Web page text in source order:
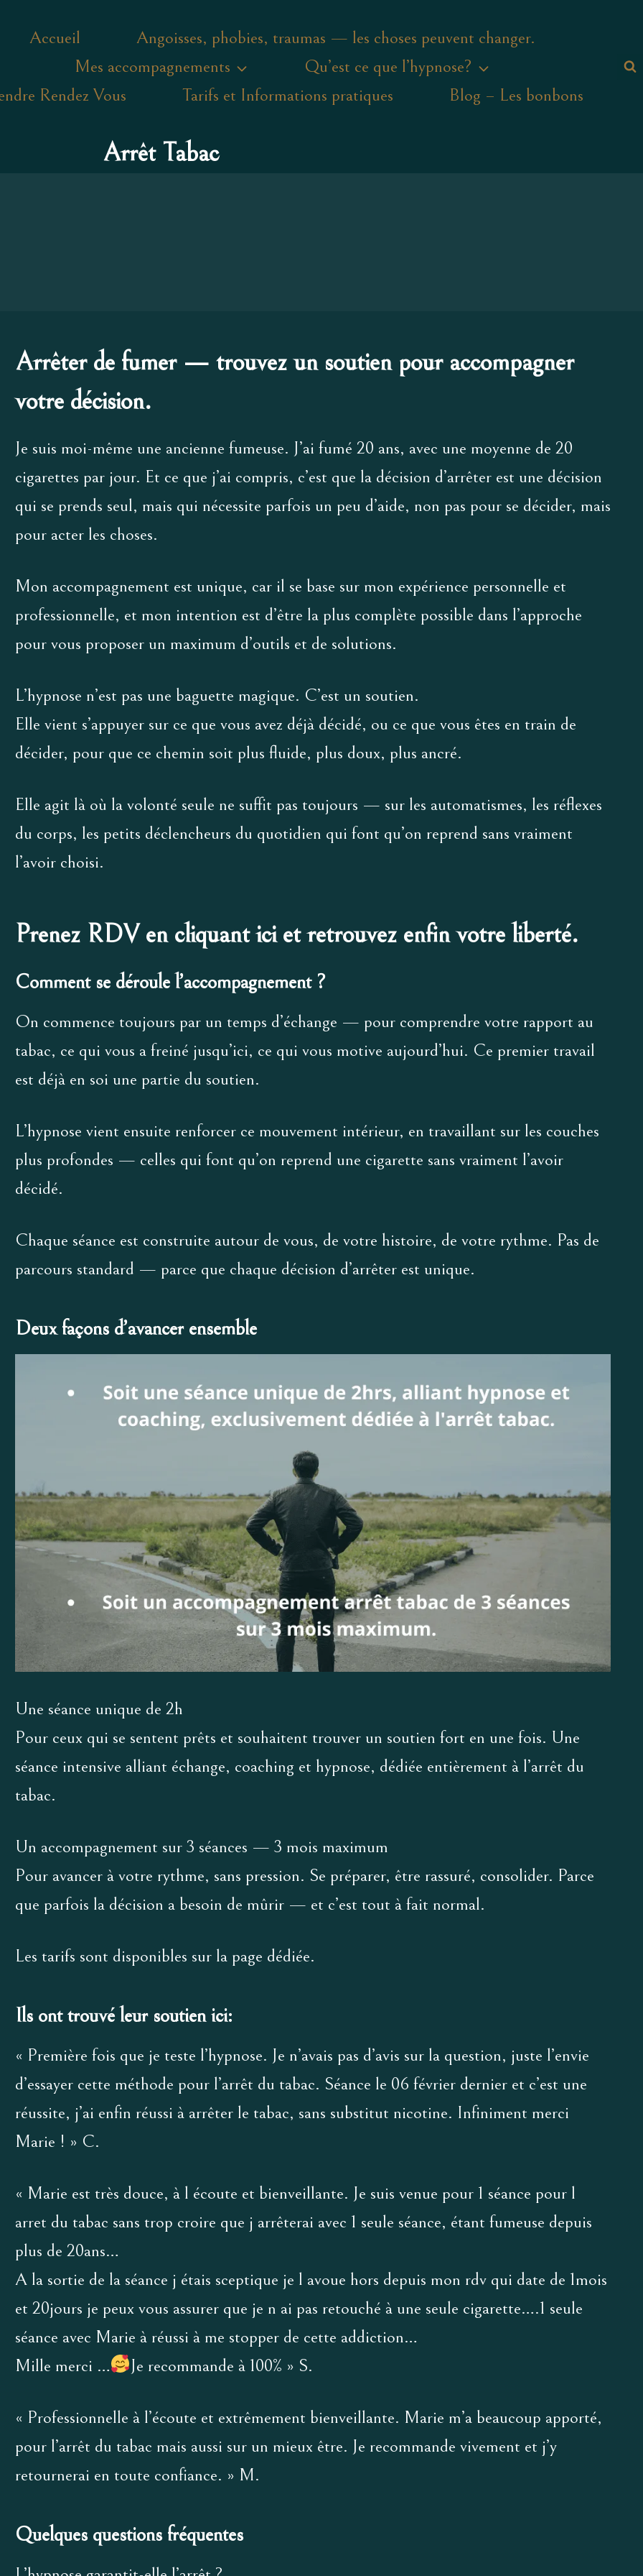
Accueil
Angoisses, phobies, traumas — les choses peuvent changer.
Mes accompagnements
Qu’est ce que l’hypnose?
Rendez Vous
Tarifs et Informations pratiques Blog – Les bonbons
Arrêt Tabac
Arrêter de fumer — trouvez un soutien pour accompagner
votre décision.
Je suis moi-même une ancienne fumeuse. J’ai fumé 20 ans, avec une moyenne de 20
cigarettes par jour. Et ce que j’ai compris, c’est que la décision d’arrêter est une décision
qui se prends seul, mais qui nécessite parfois un peu d’aide, non pas pour se décider, mais
pour acter les choses.
Mon accompagnement est unique, car il se base sur mon expérience personnelle et
professionnelle, et mon intention est d’être la plus complète possible dans l’approche
pour vous proposer un maximum d’outils et de solutions.
L’hypnose n’est pas une baguette magique. C’est un soutien.
Elle vient s’appuyer sur ce que vous avez déjà décidé, ou ce que vous êtes en train de
décider, pour que ce chemin soit plus fluide, plus doux, plus ancré.
Elle agit là où la volonté seule ne suffit pas toujours — sur les automatismes, les réflexes
du corps, les petits déclencheurs du quotidien qui font qu’on reprend sans vraiment
l’avoir choisi.
Prenez RDV en cliquanticiet retrouvez enfin votre liberté.
Comment se déroule l’accompagnement ?
On commence toujours par un temps d’échange — pour comprendre votre rapport au
tabac, ce qui vous a freiné jusqu’ici, ce qui vous motive aujourd’hui. Ce premier travail
est déjà en soi une partie du soutien.
L’hypnose vient ensuite renforcer ce mouvement intérieur, en travaillant sur les couches
plus profondes — celles qui font qu’on reprend une cigarette sans vraiment l’avoir
décidé.
Chaque séance est construite autour de vous, de votre histoire, de votre rythme. Pas de
parcours standard — parce que chaque décision d’arrêter est unique.
Deux façons d’avancer ensemble
Une séance unique de 2h
Pour ceux qui se sentent prêts et souhaitent trouver un soutien fort en une fois. Une
séance intensive alliant échange, coaching et hypnose, dédiée entièrement à l’arrêt du
tabac.
Un accompagnement sur 3 séances — 3 mois maximum
Pour avancer à votre rythme, sans pression. Se préparer, être rassuré, consolider. Parce
que parfois la décision a besoin de mûrir — et c’est tout à fait normal.
Les tarifs sont disponibles sur la page dédiée.
Ils ont trouvé leur soutien ici:
« Première fois que je teste l’hypnose. Je n’avais pas d’avis sur la question, juste l’envie
d’essayer cette méthode pour l’arrêt du tabac. Séance le 06 février dernier et c’est une
réussite, j’ai enfin réussi à arrêter le tabac, sans substitut nicotine. Infiniment merci
Marie ! » C.
« Marie est très douce, à l écoute et bienveillante. Je suis venue pour 1 séance pour l
arret du tabac sans trop croire que j arrêterai avec 1 seule séance, étant fumeuse depuis
plus de 20ans…
A la sortie de la séance j étais sceptique je l avoue hors depuis mon rdv qui date de 1mois
et 20jours je peux vous assurer que je n ai pas retouché à une seule cigarette….1 seule
séance avec Marie à réussi à me stopper de cette addiction…
Mille merci …
Je recommande à 100% » S.
« Professionnelle à l’écoute et extrêmement bienveillante. Marie m’a beaucoup apporté,
pour l’arrêt du tabac mais aussi sur un mieux être. Je recommande vivement et j’y
retournerai en toute confiance. » M.
Quelques questions fréquentes